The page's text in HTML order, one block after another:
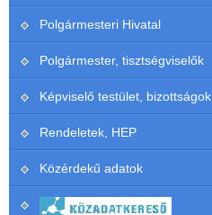
Polgármesteri Hivatal
Polgármester, tisztségviselők
Képviselő testület, bizottságok
Rendeletek, HEP
Közérdekű adatok